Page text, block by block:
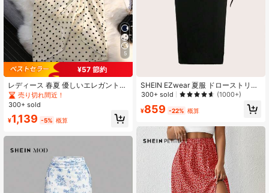
5
¥57 節約
レディース 春夏 優しいエレガント
ヴィンテージ風 サイドギャザー スリ
ットスカート ドレープ生地 アプリコ
事・ビーチバカンス・アフタヌーン
ティー・ショップ巡り・普段のお出
かけ・通勤・ショッピング・カジュ
売り切れ間近！
300+ sold
¥1,139 -5% 概算
SHEIN EZwear 夏服 ドローストリン
グ スリットスカート
300+ sold (1000+)
¥859 -22% 概算